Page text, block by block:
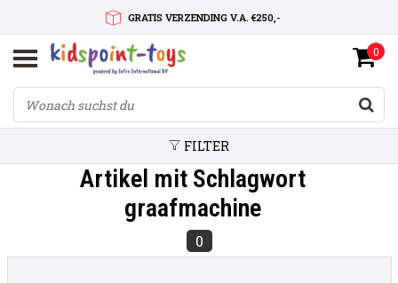
GRATIS VERZENDING V.A. €250,-
SNELLE LEVERTIJD
SERVICE OP MAAT
0
FILTER
Artikel mit Schlagwort
graafmachine
0